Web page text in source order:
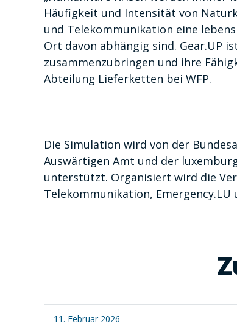
Häufigkeit und Intensität von
und Telekommunikation eine
Ort davon abhängig sind. Gear.UP
zusammenzubringen und ihre
Abteilung Lieferketten bei WFP.
Die Simulation wird von der
Auswärtigen Amt und der
unterstützt. Organisiert wird die
Telekommunikation, Emergency.LU
11. Februar 2026